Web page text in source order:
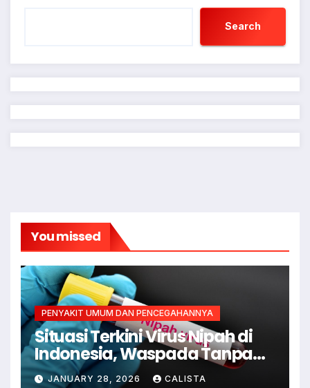
Search
You missed
PENYAKIT UMUM DAN PENCEGAHANNYA
Situasi Terkini Virus Nipah di
Indonesia, Waspada Tanpa
Kepanikan
JANUARY 28, 2026 CALISTA